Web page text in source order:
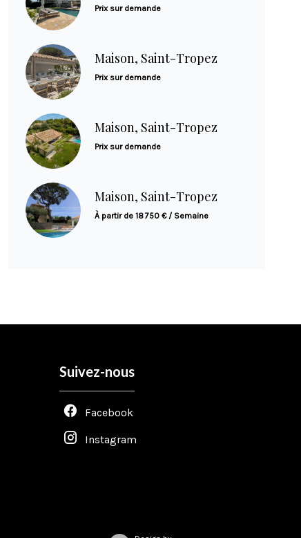
Prix sur demande
Maison, Saint-Tropez
Prix sur demande
Maison, Saint-Tropez
Prix sur demande
Maison, Saint-Tropez
À partir de 18 750 € / Semaine
Suivez-nous
Facebook
Instagram